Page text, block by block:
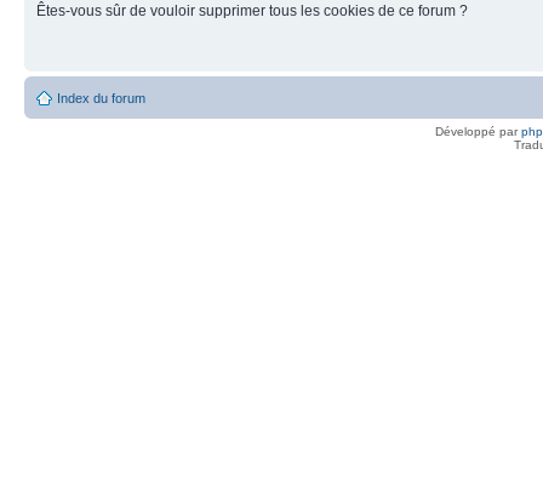
Êtes-vous sûr de vouloir supprimer tous les cookies de ce forum ?
Index du forum
Développé par